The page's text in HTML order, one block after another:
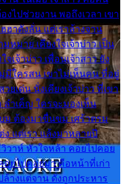
ไปช่วยงาน พอถึงเวลา เขา
ฮาดังลั่น แต่เราล้างจาน
หมาย เคียงใจเจ้าบ่าว เป็น
เจ้าบ่าว เพื่อนเจ้าสาว ยัง
มีใครสน เขาไม่เห็นคน ที่อยู่
ยเด่น นั่งเคียงเจ้าบ่าว ที่เขา
ลำเค็ญ ใครจะมองเห็น
ม ต้องมาขื่นขม เศร้าตรม
แต่เรา แล้งมาหลายปี
วาห์ หัวใจหล้า คอยไปคอย
ยไปคอยมา คือหน้าที่เก่า
ล้างแต่จาน ดั่งถูกประหาร